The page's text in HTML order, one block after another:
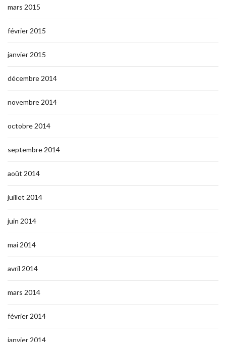
mars 2015
février 2015
janvier 2015
décembre 2014
novembre 2014
octobre 2014
septembre 2014
août 2014
juillet 2014
juin 2014
mai 2014
avril 2014
mars 2014
février 2014
janvier 2014